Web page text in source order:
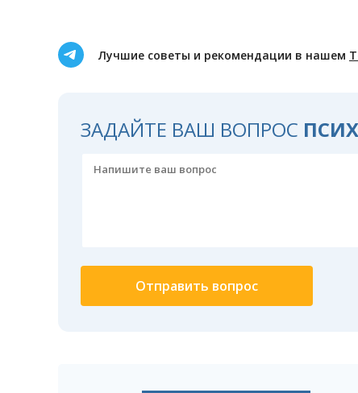
Лучшие советы и рекомендации в нашем
ЗАДАЙТЕ ВАШ ВОПРОС